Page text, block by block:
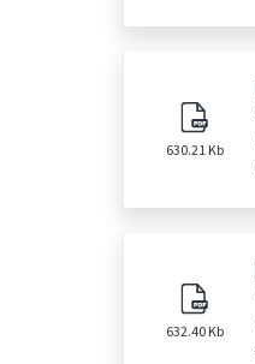
630.21 Kb
632.40 Kb